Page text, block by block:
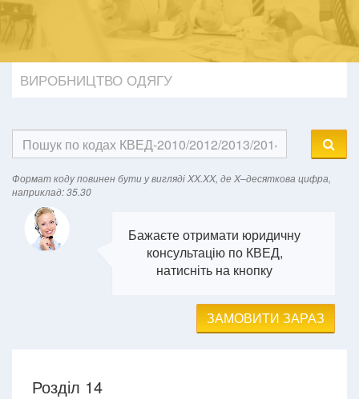
ВИРОБНИЦТВО ОДЯГУ
Формат кодy повинен бути у вигляді XX.XX, де X–десяткова цифра,
наприклад: 35.30
Бажаєте отримати юридичну
консультацію по КВЕД,
натисніть на кнопку
ЗАМОВИТИ ЗАРАЗ
Розділ 14